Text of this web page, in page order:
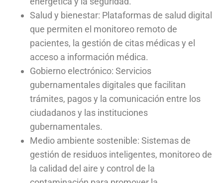
Salud y bienestar: Plataformas de salud digital
que permiten el monitoreo remoto de
pacientes, la gestión de citas médicas y el
acceso a información médica.
Gobierno electrónico: Servicios
gubernamentales digitales que facilitan
trámites, pagos y la comunicación entre los
ciudadanos y las instituciones
gubernamentales.
Medio ambiente sostenible: Sistemas de
gestión de residuos inteligentes, monitoreo de
la calidad del aire y control de la